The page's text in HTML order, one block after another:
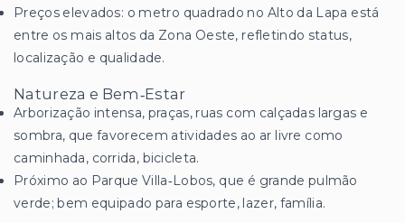
Preços elevados: o metro quadrado no Alto da Lapa está
entre os mais altos da Zona Oeste, refletindo status,
localização e qualidade.
Natureza e Bem‑Estar
Arborização intensa, praças, ruas com calçadas largas e
sombra, que favorecem atividades ao ar livre como
caminhada, corrida, bicicleta.
Próximo ao Parque Villa‑Lobos, que é grande pulmão
verde; bem equipado para esporte, lazer, família.